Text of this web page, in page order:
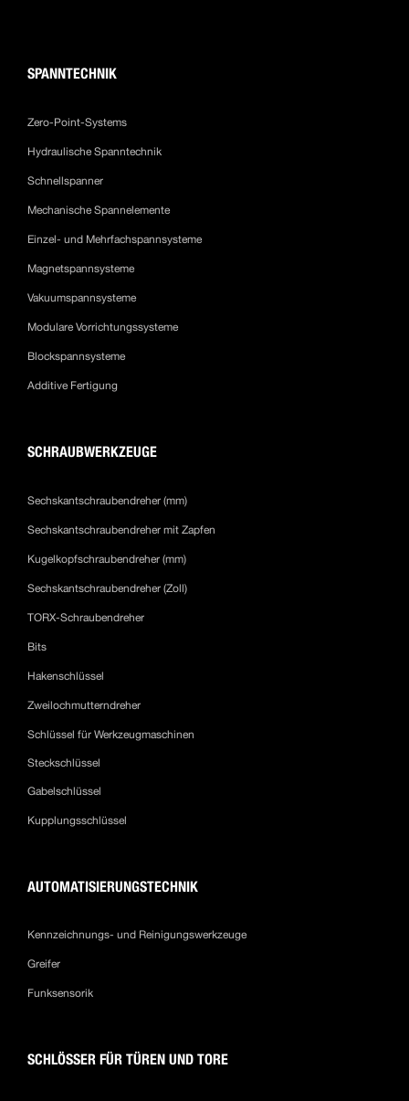
SPANNTECHNIK
Zero-Point-Systems
Hydraulische Spanntechnik
Schnellspanner
Mechanische Spannelemente
Einzel- und Mehrfachspannsysteme
Magnetspannsysteme
Vakuumspannsysteme
Modulare Vorrichtungssysteme
Blockspannsysteme
Additive Fertigung
SCHRAUBWERKZEUGE
Sechskantschraubendreher (mm)
Sechskantschraubendreher mit Zapfen
Kugelkopfschraubendreher (mm)
Sechskantschraubendreher (Zoll)
TORX-Schraubendreher
Bits
Hakenschlüssel
Zweilochmutterndreher
Schlüssel für Werkzeugmaschinen
Steckschlüssel
Gabelschlüssel
Kupplungsschlüssel
AUTOMATISIERUNGSTECHNIK
Kennzeichnungs- und Reinigungswerkzeuge
Greifer
Funksensorik
SCHLÖSSER FÜR TÜREN UND TORE